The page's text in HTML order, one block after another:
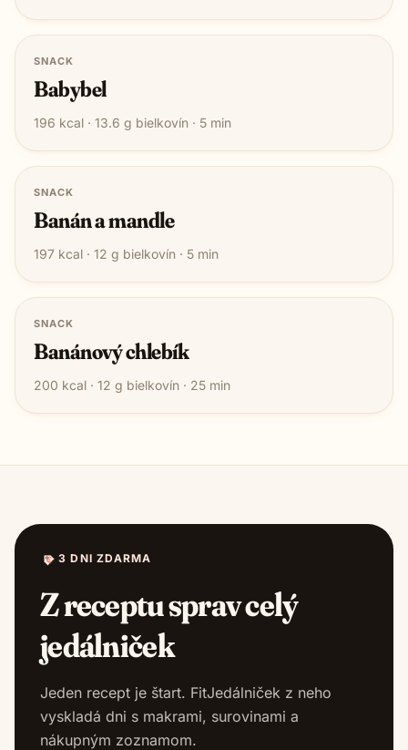
SNACK
Babybel
196 kcal · 13.6 g bielkovín · 5 min
SNACK
Banán a mandle
197 kcal · 12 g bielkovín · 5 min
SNACK
Banánový chlebík
200 kcal · 12 g bielkovín · 25 min
3 DNI ZDARMA
Z receptu sprav celý
jedálniček
Jeden recept je štart. FitJedálniček z neho
vyskladá dni s makrami, surovinami a
nákupným zoznamom.